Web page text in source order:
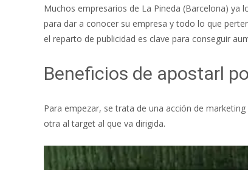
Muchos empresarios de La Pineda (Barcelona) ya
para dar a conocer su empresa y todo lo que
el reparto de publicidad es clave para conseguir
Beneficios de apostarl
Para empezar, se trata de una acción de
otra al target al que va dirigida.